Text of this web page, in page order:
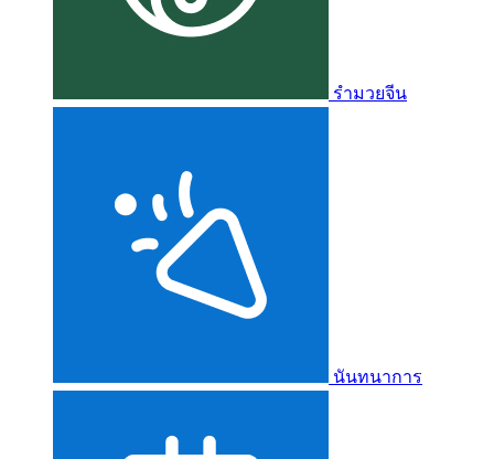
รำมวยจีน
นันทนาการ